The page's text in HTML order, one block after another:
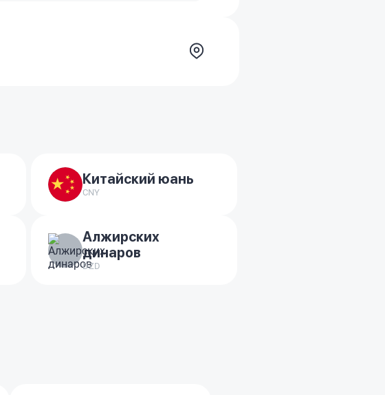
Китайский юань
CNY
Алжирских
динаров
DZD